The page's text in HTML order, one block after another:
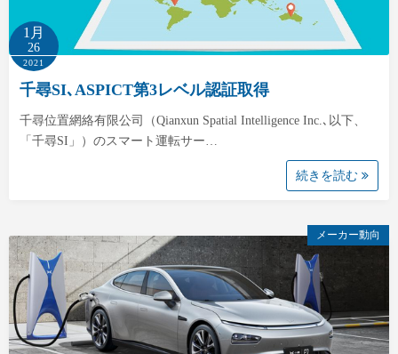
1月
26
2021
千尋SI､ASPICT第3レベル認証取得
千尋位置網絡有限公司（Qianxun Spatial Intelligence Inc.､以下、
「千尋SI」）のスマート運転サー…
続きを読む
メーカー動向